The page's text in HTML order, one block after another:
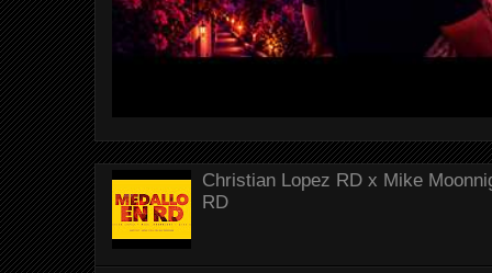
Christian Lopez RD x Mike
RD